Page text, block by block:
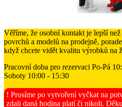
Věříme, že osobní kontakt je lepší
povrchů a modelů na prodejně,
když chcete vidět kvalitu výrobků na
Pracovní doba pro rezervaci Po-Pá
Soboty 10:00 - 15:30
! Prosíme po vytvoření vyčkat na
zdali daná hodina platí či nikoli.